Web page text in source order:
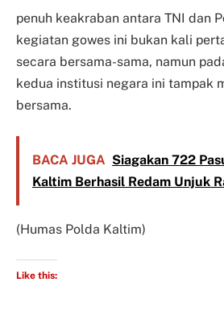
penuh keakraban antara TNI dan
kegiatan gowes ini bukan kali
secara bersama-sama, namun
kedua institusi negara ini tampak
bersama.
BACA JUGA Siagakan 722
Kaltim Berhasil Redam Unjuk
(Humas Polda Kaltim)
Like this: